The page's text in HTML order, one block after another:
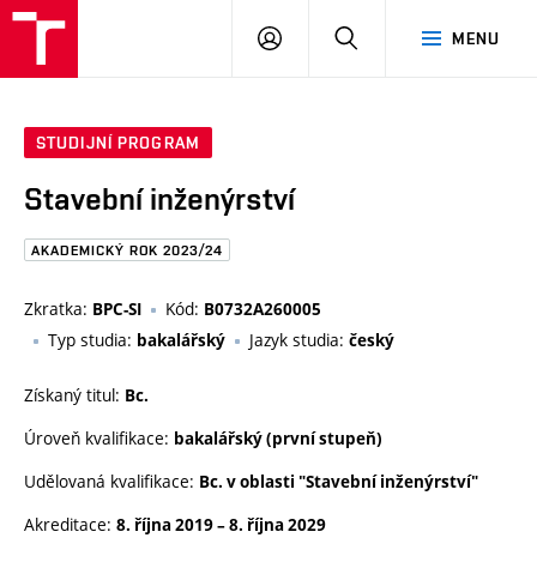
Brno
MENU
PŘIHLÁSIT
STUDIJNÍ PROGRAM
Stavební inženýrství
AKADEMICKÝ ROK 2023/24
Zkratka: BPC-SI Kód: B0732A260005
Typ studia: bakalářský Jazyk studia: český
Získaný titul: Bc.
Úroveň kvalifikace: bakalářský (první stupeň)
Udělovaná kvalifikace: Bc. v oblasti "Stavební inženýrství"
Akreditace: 8. října 2019–8. října 2029